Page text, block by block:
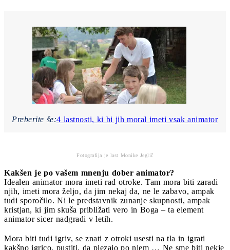
Preberite še:4 lastnosti, ki bi jih moral imeti vsak animator
Fotografija je last Monike Jeglič
Kakšen je po vašem mnenju dober animator?
Idealen animator mora imeti rad otroke. Tam mora biti zaradi
njih, imeti mora željo, da jim nekaj da, ne le zabavo, ampak
tudi sporočilo. Ni le predstavnik zunanje skupnosti, ampak
kristjan, ki jim skuša približati vero in Boga – ta element
animator sicer nadgradi v letih.
Mora biti tudi igriv, se znati z otroki usesti na tla in igrati
kakšno igrico, pustiti, da plezajo po njem … Ne sme biti nekje